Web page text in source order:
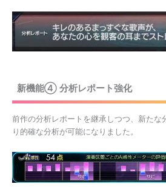
新機能④ 分析レポート強化
前作の分析レポートを継承しつつ、新たな
り的確な分析が可能になりました。